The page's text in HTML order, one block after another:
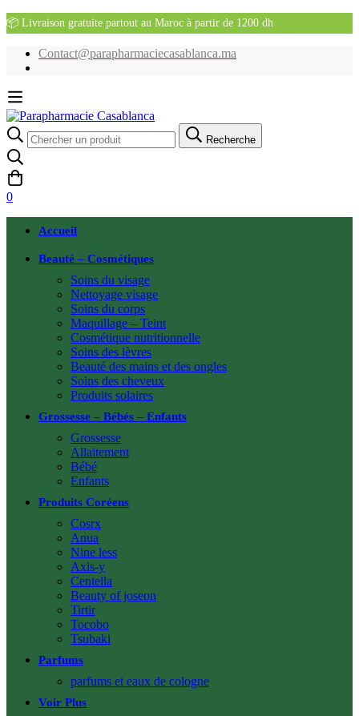
📦 Livraison gratuite partout au Maroc à partir de 1200 dh
Contact@parapharmaciecasablanca.ma
Recherche
pour:
Recherche
0
Accueil
Beauté – Cosmétiques
Soins du visage
Nettoyage visage
Soins du corps
Maquillage – Teint
Cosmétique nutritionnelle
Soins des lèvres
Beauté des mains et des ongles
Soins des cheveux
Produits solaires
Grossesse – Bébés – Enfants
Grossesse
Allaitement
Bébé
Enfants
Produits Coréens
Cosrx
Anua
Nine less
Axis-y
Centella
Beauty of joseon
Tirtir
Tocobo
Tsubaki
Parfums
parfums et eaux de cologne
Voir Plus